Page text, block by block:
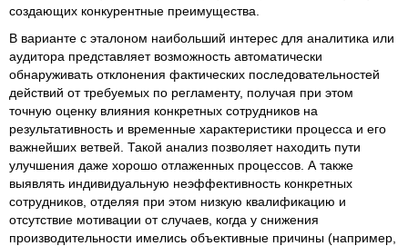
создающих конкурентные преимущества.
В варианте с эталоном наибольший интерес для аналитика или
аудитора представляет возможность автоматически
обнаруживать отклонения фактических последовательностей
действий от требуемых по регламенту, получая при этом
точную оценку влияния конкретных сотрудников на
результативность и временные характеристики процесса и его
важнейших ветвей. Такой анализ позволяет находить пути
улучшения даже хорошо отлаженных процессов. А также
выявлять индивидуальную неэффективность конкретных
сотрудников, отделяя при этом низкую квалификацию и
отсутствие мотивации от случаев, когда у снижения
производительности имелись объективные причины (например,